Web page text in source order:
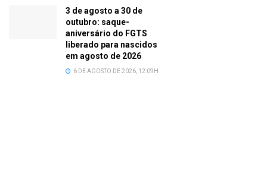
3 de agosto a 30 de
outubro: saque-
aniversário do FGTS
liberado para nascidos
em agosto de 2026
6 DE AGOSTO DE 2026, 12:09H